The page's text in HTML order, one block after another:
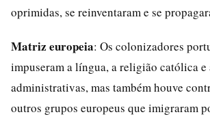
oprimidas, se reinventaram e se
Matriz europeia: Os colonizadores
impuseram a língua, a religião católica e
administrativas, mas também houve
outros grupos europeus que imigraram